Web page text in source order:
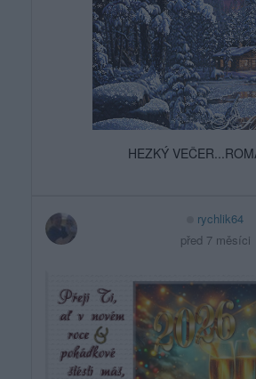
HEZKÝ
rychlik64
před 7 měsíci